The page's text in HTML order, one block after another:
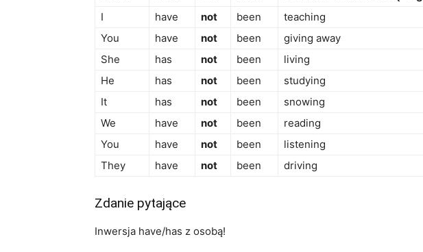
I
have not been teaching
You
have not been giving away
She
has not been living
He
has not been
studying
It
has not been
snowing
We
have not been reading
You
have not been listening
They
have not been driving
Zdanie pytające
Inwersja have/has z osobą!